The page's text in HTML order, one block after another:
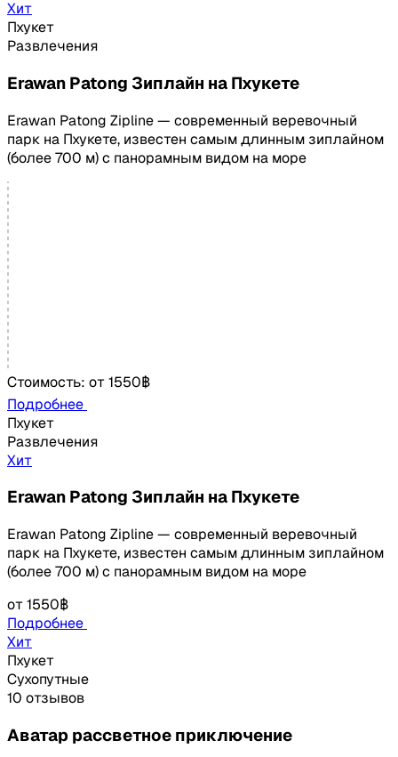
Хит
Пхукет
Развлечения
Erawan Patong Зиплайн на Пхукете
Erawan Patong Zipline — современный веревочный
парк на Пхукете, известен самым длинным зиплайном
(более 700 м) с панорамным видом на море
Стоимость: от1550฿
Подробнее
Пхукет
Развлечения
Хит
Erawan Patong Зиплайн на Пхукете
Erawan Patong Zipline — современный веревочный
парк на Пхукете, известен самым длинным зиплайном
(более 700 м) с панорамным видом на море
от1550฿
Подробнее
Хит
Пхукет
Сухопутные
10 отзывов
Аватар рассветное приключение